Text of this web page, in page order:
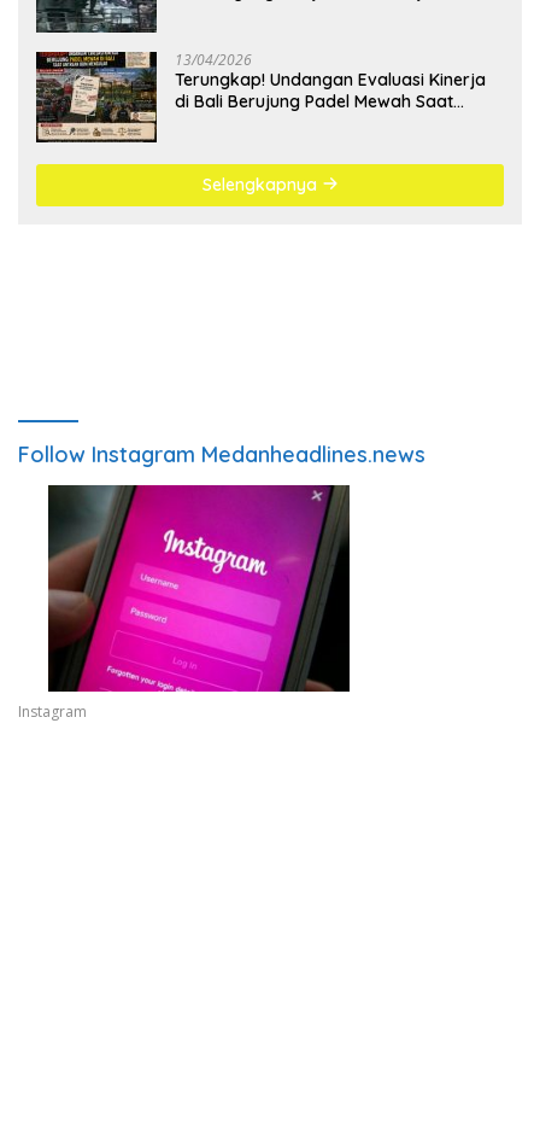
13/04/2026
Terungkap! Undangan Evaluasi Kinerja
di Bali Berujung Padel Mewah Saat
Selengkapnya
Follow Instagram Medanheadlines.news
Instagram